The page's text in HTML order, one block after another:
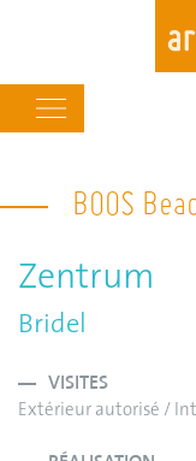
navigation
BOOS
Zentrum
Bridel
VISITES
Extérieur autorisé /